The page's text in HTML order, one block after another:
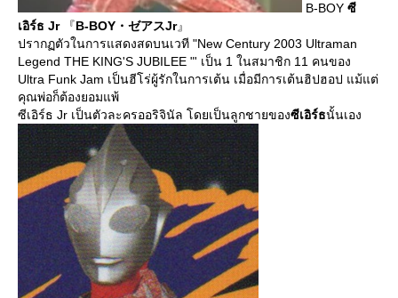
B-BOY ซี
เอิร์ธ Jr
『B-BOY・ゼアスJr』
ปรากฏตัวในการแสดงสดบนเวที "New Century 2003 Ultraman
Legend THE KING'S JUBILEE "' เป็น 1 ในสมาชิก 11 คนของ
Ultra Funk Jam เป็นฮีโร่ผู้รักในการเต้น เมื่อมีการเต้นฮิปฮอป แม้แต่
คุณพ่อก็ต้องยอมแพ้
ซีเอิร์ธ Jr เป็นตัวละครออริจินัล โดยเป็นลูกชายของซีเอิร์ธนั้นเอง